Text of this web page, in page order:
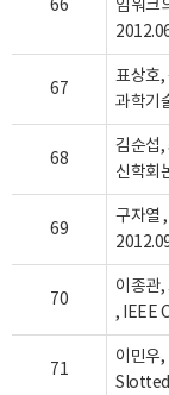
66
임워크
67
표상호,
과학기
68
김순섭,
신학회
69
구자열
70
이종관
, IEEE
71
이민우